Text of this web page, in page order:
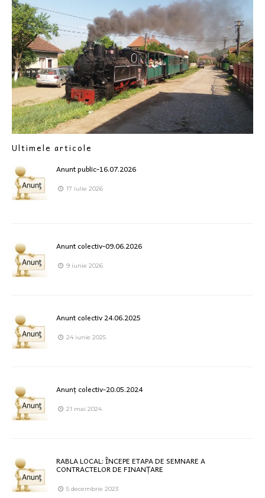
Ultimele articole
Anunt public-16.07.2026
17 iulie 2026
Anunt colectiv-09.06.2026
9 iunie 2026
Anunt colectiv 24.06.2025
24 iunie 2025
Anunț colectiv-20.05.2024
21 mai 2024
RABLA LOCAL: ÎNCEPE ETAPA DE SEMNARE A
CONTRACTELOR DE FINANȚARE
5 decembrie 2023